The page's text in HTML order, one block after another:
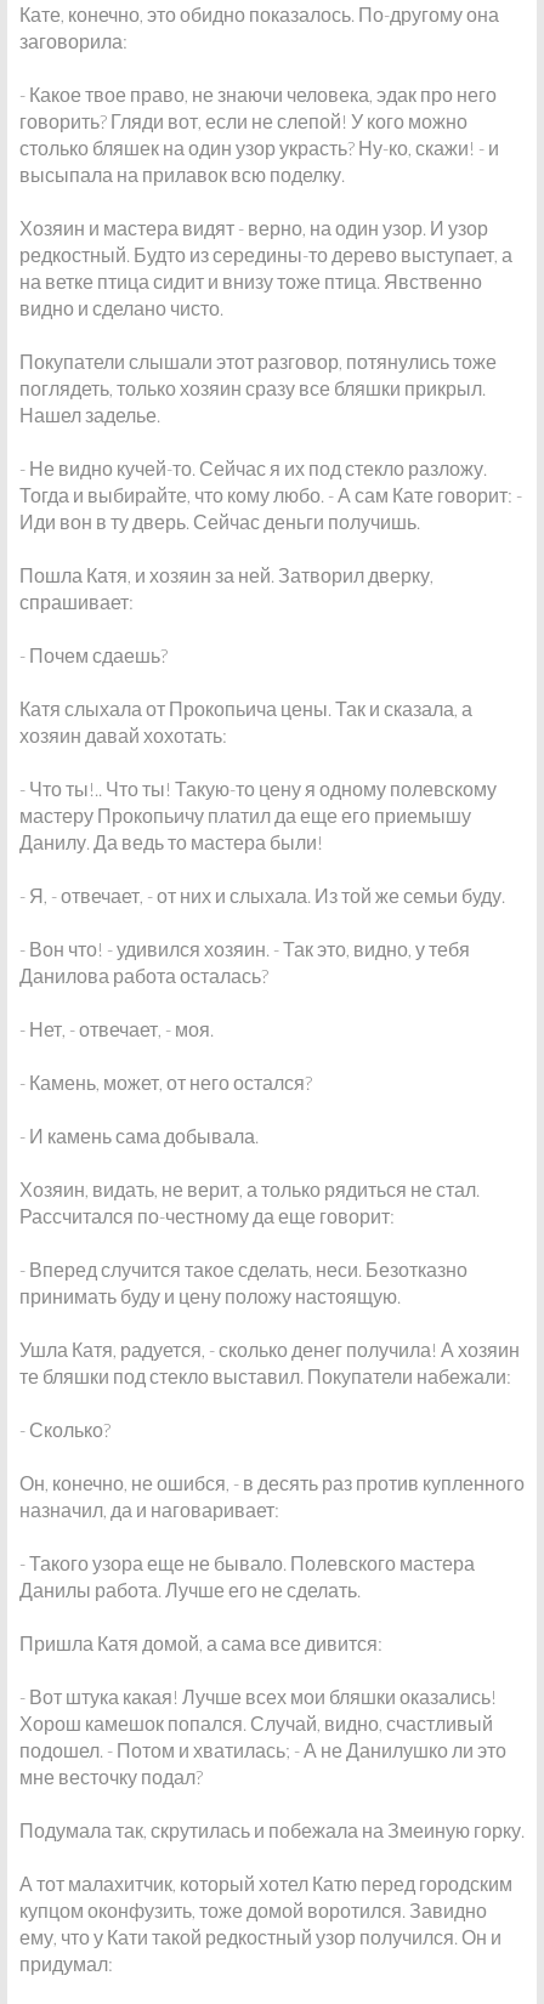
Кате, конечно, это обидно показалось. По-другому она
заговорила:
- Какое твое право, не знаючи человека, эдак про него
говорить? Гляди вот, если не слепой! У кого можно
столько бляшек на один узор украсть? Ну-ко, скажи! - и
высыпала на прилавок всю поделку.
Хозяин и мастера видят - верно, на один узор. И узор
редкостный. Будто из середины-то дерево выступает, а
на ветке птица сидит и внизу тоже птица. Явственно
видно и сделано чисто.
Покупатели слышали этот разговор, потянулись тоже
поглядеть, только хозяин сразу все бляшки прикрыл.
Нашел заделье.
- Не видно кучей-то. Сейчас я их под стекло разложу.
Тогда и выбирайте, что кому любо. - А сам Кате говорит: -
Иди вон в ту дверь. Сейчас деньги получишь.
Пошла Катя, и хозяин за ней. Затворил дверку,
спрашивает:
- Почем сдаешь?
Катя слыхала от Прокопьича цены. Так и сказала, а
хозяин давай хохотать:
- Что ты!.. Что ты! Такую-то цену я одному полевскому
мастеру Прокопьичу платил да еще его приемышу
Данилу. Да ведь то мастера были!
- Я, - отвечает, - от них и слыхала. Из той же семьи буду.
- Вон что! - удивился хозяин. - Так это, видно, у тебя
Данилова работа осталась?
- Нет, - отвечает, - моя.
- Камень, может, от него остался?
- И камень сама добывала.
Хозяин, видать, не верит, а только рядиться не стал.
Рассчитался по-честному да еще говорит:
- Вперед случится такое сделать, неси. Безотказно
принимать буду и цену положу настоящую.
Ушла Катя, радуется, - сколько денег получила! А хозяин
те бляшки под стекло выставил. Покупатели набежали:
- Сколько?
Он, конечно, не ошибся, - в десять раз против купленного
назначил, да и наговаривает:
- Такого узора еще не бывало. Полевского мастера
Данилы работа. Лучше его не сделать.
Пришла Катя домой, а сама все дивится:
- Вот штука какая! Лучше всех мои бляшки оказались!
Хорош камешок попался. Случай, видно, счастливый
подошел. - Потом и хватилась; - А не Данилушко ли это
мне весточку подал?
Подумала так, скрутилась и побежала на Змеиную горку.
А тот малахитчик, который хотел Катю перед городским
купцом оконфузить, тоже домой воротился. Завидно
ему, что у Кати такой редкостный узор получился. Он и
придумал: